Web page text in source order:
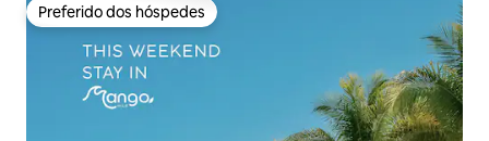
Preferido dos hóspedes
Preferido dos hóspedes